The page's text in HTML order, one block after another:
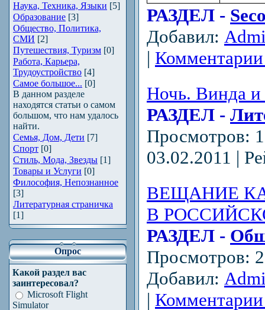
Наука, Техника, Языки [5]
Образование [3]
Общество, Политика,
СМИ [2]
Путешествия, Туризм [0]
Работа, Карьера,
Трудоустройство [4]
Самое большое... [0]
В данном разделе
находятся статьи о самом
большом, что нам удалось
найти.
Семья, Дом, Дети [7]
Спорт [0]
Стиль, Мода, Звезды [1]
Товары и Услуги [0]
Философия, Непознанное
[3]
Литературная страничка
[1]
Опрос
Какой раздел вас
заинтересовал?
Microsoft Flight
Simulator
РАЗДЕЛ -
Добавил:
|
Ночь. Винда и
РАЗДЕЛ -
Просмотров:
03.02.2011 |
ВЕЩАНИЕ
В
РАЗДЕЛ -
Просмотров:
Добавил:
|